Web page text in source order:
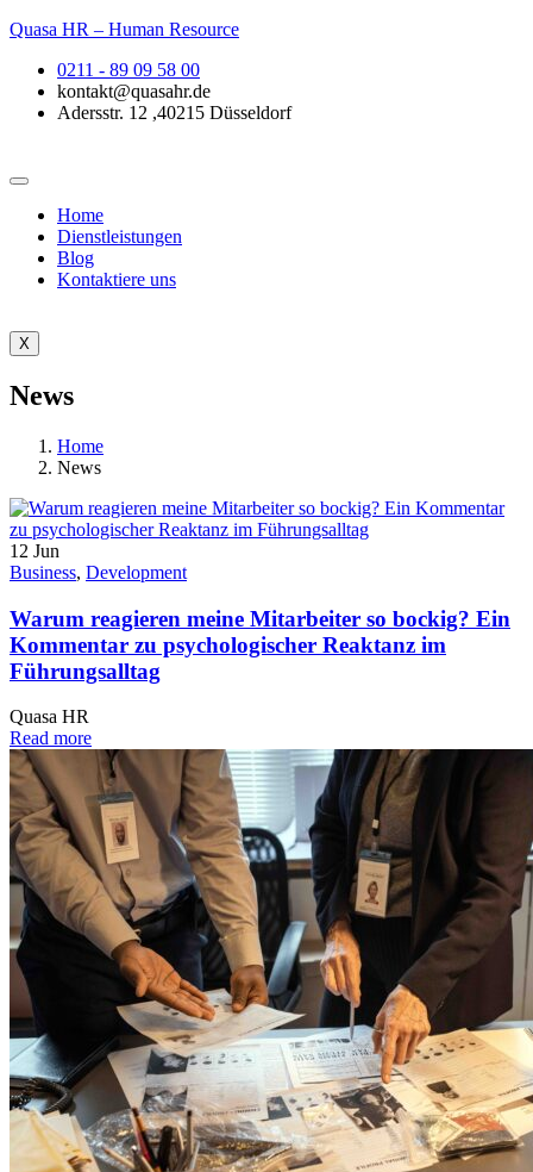
Quasa HR – Human Resource
0211 - 89 09 58 00
kontakt@quasahr.de
Adersstr. 12 ,40215 Düsseldorf
Home
Dienstleistungen
Blog
Kontaktiere uns
X
News
Home
News
12 Jun
Business, Development
Warum reagieren meine Mitarbeiter so bockig? Ein
Kommentar zu psychologischer Reaktanz im
Führungsalltag
Quasa HR
Read more